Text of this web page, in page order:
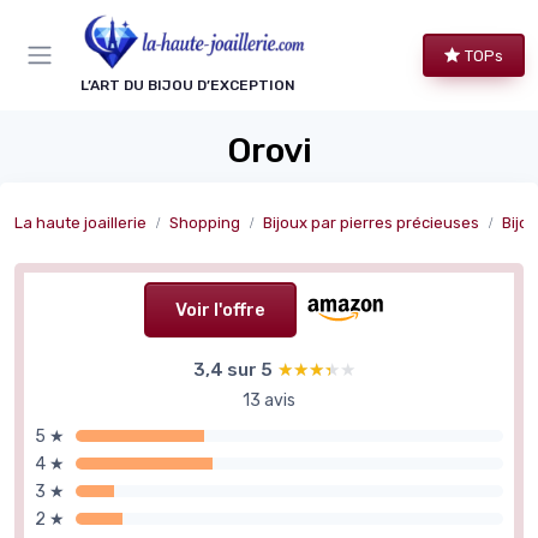
L’ART DU BIJOU D’EXCEPTION
TOPs
Orovi
La haute joaillerie Shopping Bijoux par pierres précieuses
Voir l'offre
3,4 sur 5 ★★★★★
★★★★★
13 avis
5 ★
4 ★
3 ★
2 ★
Panneau de gestion des cookies